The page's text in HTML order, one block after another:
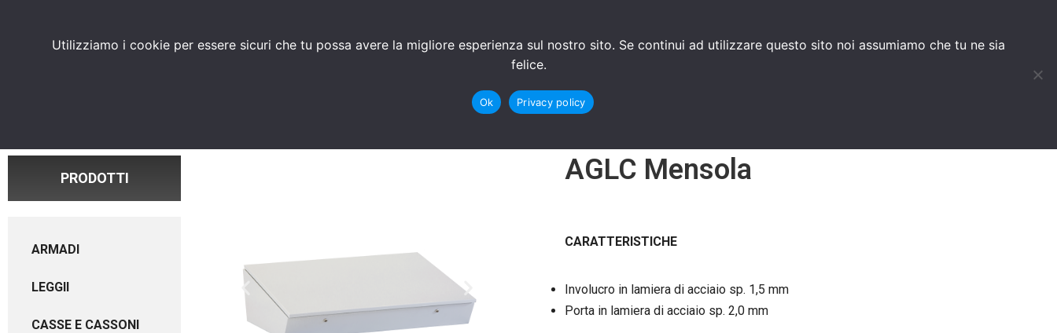
PRODOTTI CHI SIAMO CONTATTI AGENZIE PARTNER SOLUZIONI AD HOC BLOG
PRODOTTI
ARMADI
LEGGII
CASSE E CASSONI
AGLC Mensola
CARATTERISTICHE
Involucro in lamiera di acciaio sp. 1,5 mm
Porta in lamiera di acciaio sp. 2,0 mm
Utilizziamo i cookie per essere sicuri che tu possa avere la migliore esperienza sul nostro sito. Se continui ad utilizzare questo sito noi assumiamo che tu ne sia
felice.
Ok Privacy policy